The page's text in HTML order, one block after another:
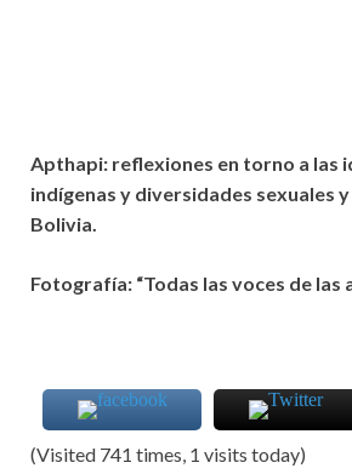
Apthapi: reflexiones en torno a las
indígenas y diversidades sexuales
Bolivia.
Fotografía: “Todas las voces de las
(Visited 741 times, 1 visits today)